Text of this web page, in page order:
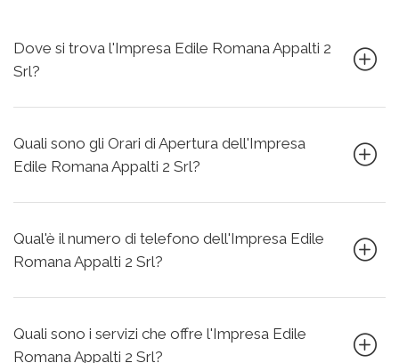
Dove si trova l'Impresa Edile Romana Appalti 2
Srl?
Quali sono gli Orari di Apertura dell'Impresa
Edile Romana Appalti 2 Srl?
Qual'è il numero di telefono dell'Impresa Edile
Romana Appalti 2 Srl?
Quali sono i servizi che offre l'Impresa Edile
Romana Appalti 2 Srl?